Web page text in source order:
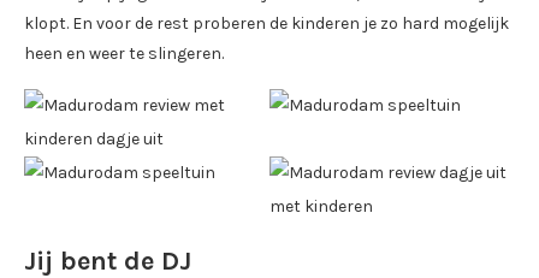
klopt. En voor de rest proberen de kinderen je zo hard mogelijk
heen en weer te slingeren.
Jij bent de DJ